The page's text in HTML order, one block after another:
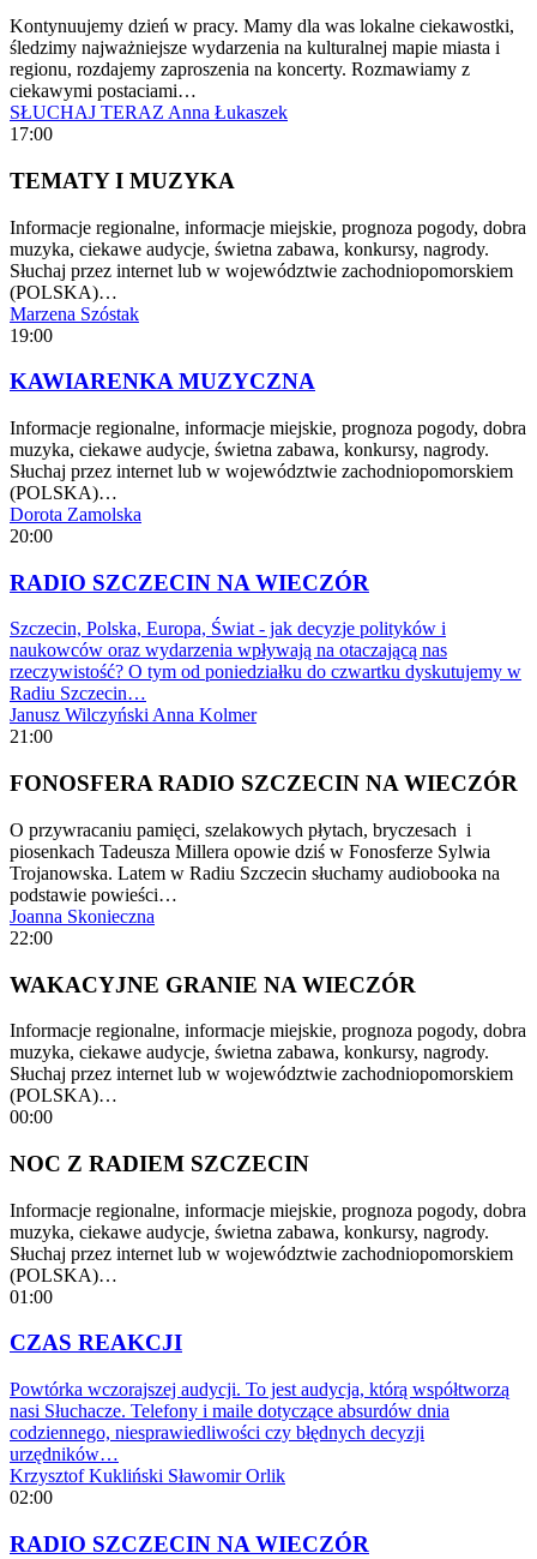
Kontynuujemy dzień w pracy. Mamy dla was lokalne ciekawostki,
śledzimy najważniejsze wydarzenia na kulturalnej mapie miasta i
regionu, rozdajemy zaproszenia na koncerty. Rozmawiamy z
ciekawymi postaciami…
SŁUCHAJ TERAZ Anna Łukaszek
17:00
TEMATY I MUZYKA
Informacje regionalne, informacje miejskie, prognoza pogody, dobra
muzyka, ciekawe audycje, świetna zabawa, konkursy, nagrody.
Słuchaj przez internet lub w województwie zachodniopomorskiem
(POLSKA)…
Marzena Szóstak
19:00
KAWIARENKA MUZYCZNA
Informacje regionalne, informacje miejskie, prognoza pogody, dobra
muzyka, ciekawe audycje, świetna zabawa, konkursy, nagrody.
Słuchaj przez internet lub w województwie zachodniopomorskiem
(POLSKA)…
Dorota Zamolska
20:00
RADIO SZCZECIN NA WIECZÓR
Szczecin, Polska, Europa, Świat - jak decyzje polityków i
naukowców oraz wydarzenia wpływają na otaczającą nas
rzeczywistość? O tym od poniedziałku do czwartku dyskutujemy w
Radiu Szczecin…
Janusz WilczyńskiAnna Kolmer
21:00
FONOSFERA RADIO SZCZECIN NA WIECZÓR
O przywracaniu pamięci, szelakowych płytach, bryczesach i
piosenkach Tadeusza Millera opowie dziś w Fonosferze Sylwia
Trojanowska. Latem w Radiu Szczecin słuchamy audiobooka na
podstawie powieści…
Joanna Skonieczna
22:00
WAKACYJNE GRANIE NA WIECZÓR
Informacje regionalne, informacje miejskie, prognoza pogody, dobra
muzyka, ciekawe audycje, świetna zabawa, konkursy, nagrody.
Słuchaj przez internet lub w województwie zachodniopomorskiem
(POLSKA)…
00:00
NOC Z RADIEM SZCZECIN
Informacje regionalne, informacje miejskie, prognoza pogody, dobra
muzyka, ciekawe audycje, świetna zabawa, konkursy, nagrody.
Słuchaj przez internet lub w województwie zachodniopomorskiem
(POLSKA)…
01:00
CZAS REAKCJI
Powtórka wczorajszej audycji. To jest audycja, którą współtworzą
nasi Słuchacze. Telefony i maile dotyczące absurdów dnia
codziennego, niesprawiedliwości czy błędnych decyzji
urzędników…
Krzysztof Kukliński Sławomir Orlik
02:00
RADIO SZCZECIN NA WIECZÓR